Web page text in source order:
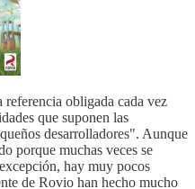
referencia obligada cada vez
que suponen las
desarrolladores". Aunque
porque muchas veces se
hay muy pocos
de Rovio han hecho mucho